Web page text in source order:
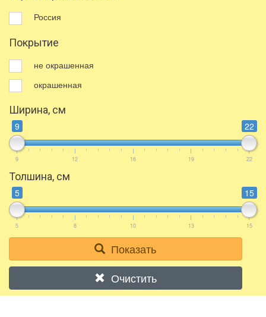
Россия
Покрытие
не окрашенная
окрашенная
Ширина, см
9 22
9 12 16 19 22
Толшина, см
5 15
5 8 10 13 15
Показать
Очистить